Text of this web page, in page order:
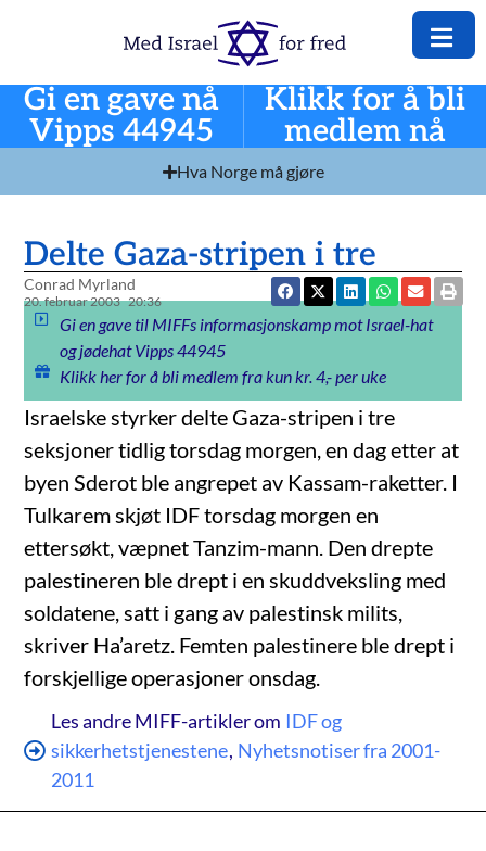
Gi en gave nå
Vipps 44945
Klikk for å bli
medlem nå
Hva Norge må gjøre
Delte Gaza-stripen i tre
Conrad Myrland
20. februar 2003 20:36
Gi en gave til MIFFs informasjonskamp mot Israel-hat
og jødehat Vipps 44945
Klikk her for å bli medlem fra kun kr. 4,- per uke
Israelske styrker delte Gaza-stripen i tre
seksjoner tidlig torsdag morgen, en dag etter at
byen Sderot ble angrepet av Kassam-raketter. I
Tulkarem skjøt IDF torsdag morgen en
ettersøkt, væpnet Tanzim-mann. Den drepte
palestineren ble drept i en skuddveksling med
soldatene, satt i gang av palestinsk milits,
skriver Ha’aretz. Femten palestinere ble drept i
forskjellige operasjoner onsdag.
Les andre MIFF-artikler om IDF og
sikkerhetstjenestene, Nyhetsnotiser fra 2001-
2011